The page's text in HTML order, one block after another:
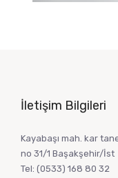
İletişim Bilgileri
Kayabaşı mah. kar
no 31/1 Başakşehir/İst
Tel: (0533) 168 80 32